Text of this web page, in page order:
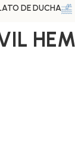
DE DUCHA